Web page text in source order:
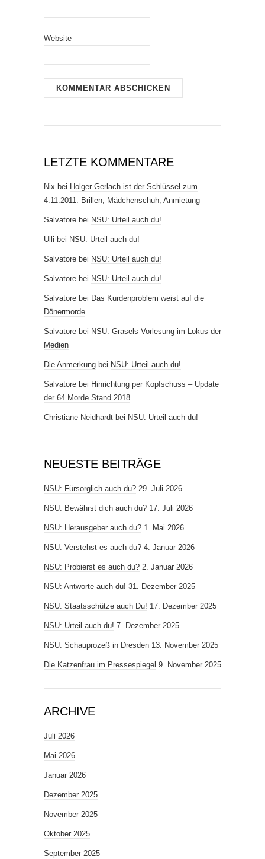
Website
LETZTE KOMMENTARE
Nix bei Holger Gerlach ist der Schlüssel zum
4.11.2011. Brillen, Mädchenschuh, Anmietung
Salvatore bei NSU: Urteil auch du!
Ulli bei NSU: Urteil auch du!
Salvatore bei NSU: Urteil auch du!
Salvatore bei NSU: Urteil auch du!
Salvatore bei Das Kurdenproblem weist auf die
Dönermorde
Salvatore bei NSU: Grasels Vorlesung im Lokus der
Medien
Die Anmerkung bei NSU: Urteil auch du!
Salvatore bei Hinrichtung per Kopfschuss – Update
der 64 Morde Stand 2018
Christiane Neidhardt bei NSU: Urteil auch du!
NEUESTE BEITRÄGE
NSU: Fürsorglich auch du? 29. Juli 2026
NSU: Bewährst dich auch du? 17. Juli 2026
NSU: Herausgeber auch du? 1. Mai 2026
NSU: Verstehst es auch du? 4. Januar 2026
NSU: Probierst es auch du? 2. Januar 2026
NSU: Antworte auch du! 31. Dezember 2025
NSU: Staatsschütze auch Du! 17. Dezember 2025
NSU: Urteil auch du! 7. Dezember 2025
NSU: Schauprozeß in Dresden 13. November 2025
Die Katzenfrau im Pressespiegel 9. November 2025
ARCHIVE
Juli 2026
Mai 2026
Januar 2026
Dezember 2025
November 2025
Oktober 2025
September 2025